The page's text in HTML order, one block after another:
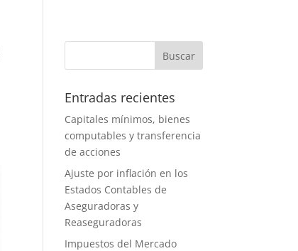
Entradas recientes
Capitales mínimos, bienes
computables y transferencia
de acciones
Ajuste por inflación en los
Estados Contables de
Aseguradoras y
Reaseguradoras
Impuestos del Mercado